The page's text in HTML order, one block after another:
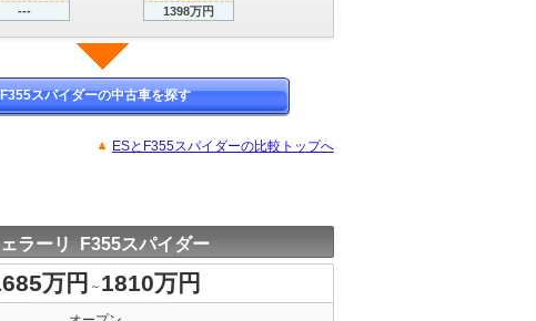
1398万円
---
F355スパイダーの中古車を探す
ESとF355スパイダーの比較トップへ
ラーリ F355スパイダー
万円 ～ 1810万円